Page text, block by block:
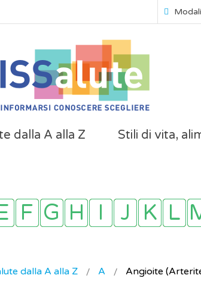
dalla A alla Z Stili di vita,
dalla A alla Z A Angioite